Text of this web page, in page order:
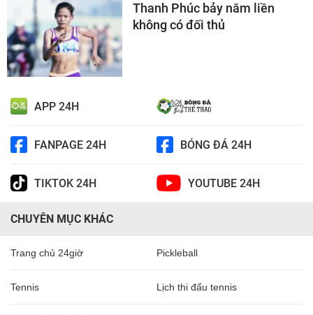
Thanh Phúc bảy năm liền
không có đối thủ
APP 24H
FANPAGE 24H BÓNG ĐÁ 24H
TIKTOK 24H YOUTUBE 24H
CHUYÊN MỤC KHÁC
Trang chủ 24giờ Pickleball
Tennis Lịch thi đấu tennis